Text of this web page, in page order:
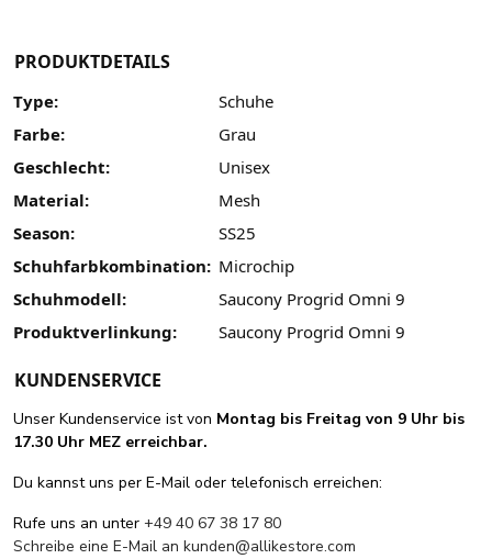
PRODUKTDETAILS
Type:
Schuhe
Farbe:
Grau
Geschlecht:
Unisex
Material:
Mesh
Season:
SS25
Schuhfarbkombination: Microchip
Schuhmodell:
Saucony Progrid Omni 9
Produktverlinkung:
Saucony Progrid Omni 9
KUNDENSERVICE
Unser Kundenservice ist von Montag bis Freitag von 9 Uhr bis
17.30 Uhr MEZ erreichbar.
Du kannst uns per E-Mail oder telefonisch erreichen:
Rufe uns an unter +49 40 67 38 17 80
Schreibe eine E-Mail an kunden@allikestore.com